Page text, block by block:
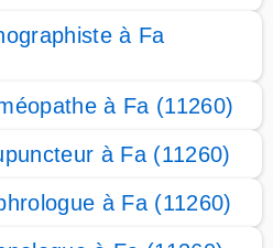
à Fa
à Fa (11260)
à Fa (11260)
à Fa (11260)